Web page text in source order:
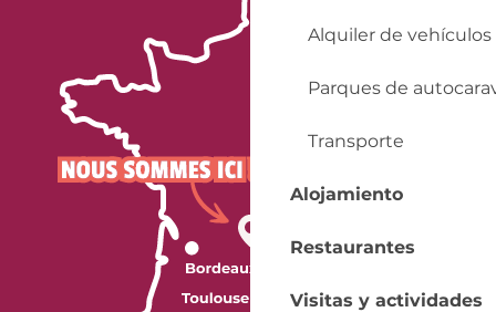
Alquiler de vehículos
Parques de
Transporte
Alojamiento
Restaurantes
Visitas y actividades